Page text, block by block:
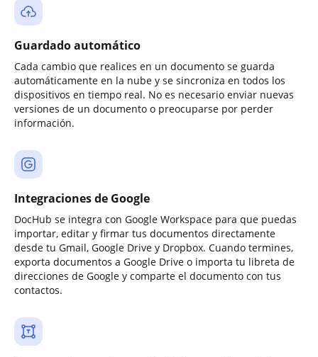
Guardado automático
Cada cambio que realices en un documento se guarda
automáticamente en la nube y se sincroniza en todos los
dispositivos en tiempo real. No es necesario enviar nuevas
versiones de un documento o preocuparse por perder
información.
Integraciones de Google
DocHub se integra con Google Workspace para que puedas
importar, editar y firmar tus documentos directamente
desde tu Gmail, Google Drive y Dropbox. Cuando termines,
exporta documentos a Google Drive o importa tu libreta de
direcciones de Google y comparte el documento con tus
contactos.